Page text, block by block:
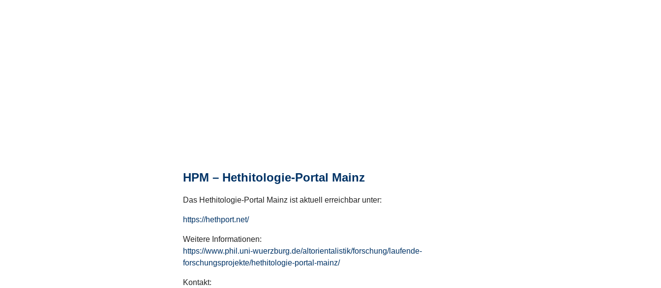
HPM – Hethitologie-Portal Mainz
Das Hethitologie-Portal Mainz ist aktuell erreichbar unter:
https://hethport.net/
Weitere Informationen:
https://www.phil.uni-wuerzburg.de/altorientalistik/forschung/laufende-
forschungsprojekte/hethitologie-portal-mainz/
Kontakt: